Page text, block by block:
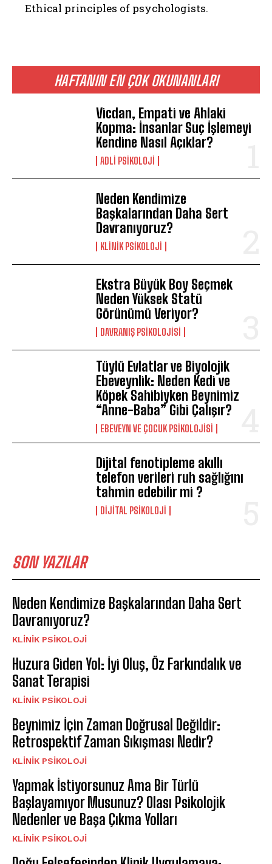
HAFTANIN EN ÇOK OKUNANLARI
Vicdan, Empati ve Ahlaki
Kopma: İnsanlar Suç İşlemeyi
Kendine Nasıl Açıklar?
ADLI PSIKOLOJI
Neden Kendimize
Başkalarından Daha Sert
Davranıyoruz?
KLINIK PSIKOLOJI
Ekstra Büyük Boy Seçmek
Neden Yüksek Statü
Görünümü Veriyor?
DAVRANIŞ PSIKOLOJISI
Tüylü Evlatlar ve Biyolojik
Ebeveynlik: Neden Kedi ve
Köpek Sahibiyken Beynimiz
“Anne-Baba” Gibi Çalışır?
EBEVEYN VE ÇOCUK PSIKOLOJISI
Dijital fenotipleme akıllı
telefon verileri ruh sağlığını
tahmin edebilir mi ?
DIJITAL PSIKOLOJI
SON YAZILAR
Neden Kendimize Başkalarından Daha Sert
Davranıyoruz?
KLINIK PSIKOLOJI
Huzura Giden Yol: İyi Oluş, Öz Farkındalık ve
Sanat Terapisi
KLINIK PSIKOLOJI
Beynimiz İçin Zaman Doğrusal Değildir:
Retrospektif Zaman Sıkışması Nedir?
KLINIK PSIKOLOJI
Yapmak İstiyorsunuz Ama Bir Türlü
Başlayamıyor Musunuz? Olası Psikolojik
Nedenler ve Başa Çıkma Yolları
KLINIK PSIKOLOJI
Ethical principles of psychologists.